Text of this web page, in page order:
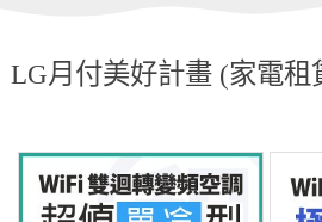
LG月付美好計畫 (家電租